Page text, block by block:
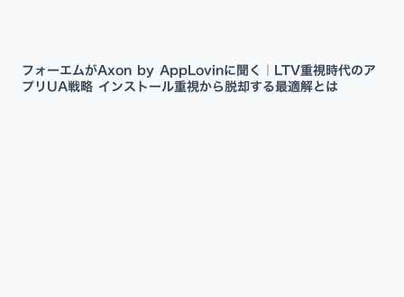
フォーエムがAxon by AppLovinに聞く｜LTV重視時代のア
プリUA戦略 インストール重視から脱却する最適解とは